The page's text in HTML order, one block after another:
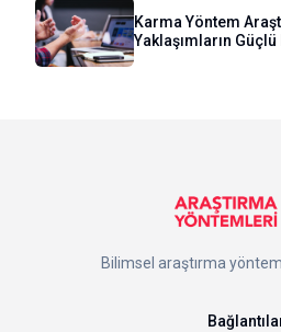
Karma Yöntem
Yaklaşımların
Bilimsel araştırma